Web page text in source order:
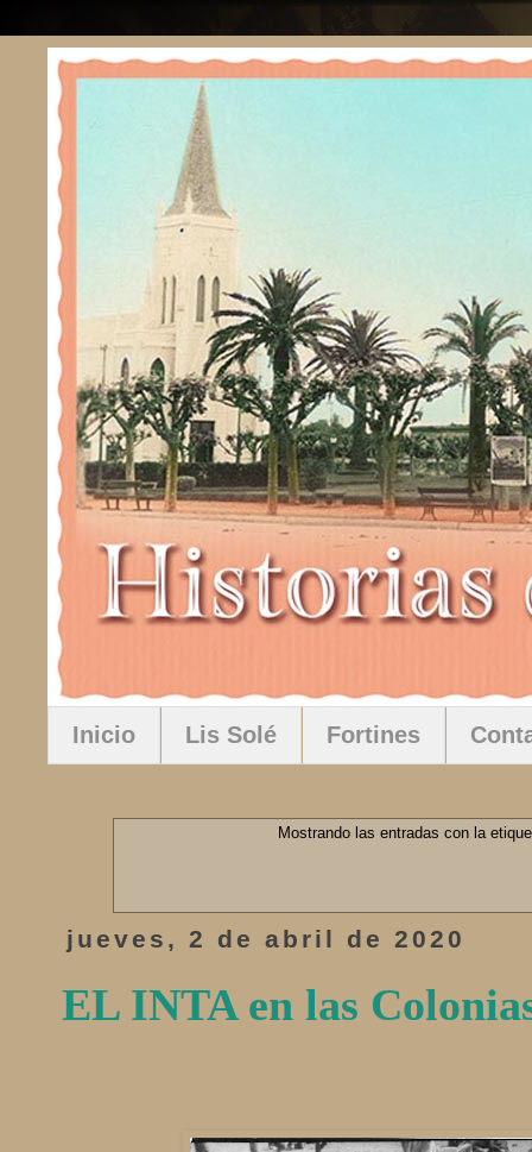
Inicio Lis Solé Fortines
Mostrando las entradas con la
jueves, 2 de abril de 2020
EL INTA en las